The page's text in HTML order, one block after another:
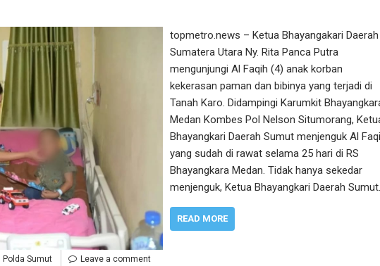
topmetro.news – Ketua Bhayangakari Daerah
Sumatera Utara Ny. Rita Panca Putra
mengunjungi Al Faqih (4) anak korban
kekerasan paman dan bibinya yang terjadi di
Tanah Karo. Didampingi Karumkit
Medan Kombes Pol Nelson Situmorang,
Bhayangkari Daerah Sumut menjenguk Al
yang sudah di rawat selama 25 hari di RS
Bhayangkara Medan. Tidak hanya sekedar
menjenguk, Ketua Bhayangkari Daerah Sumut…
READ MORE
Polda Sumut Leave a comment